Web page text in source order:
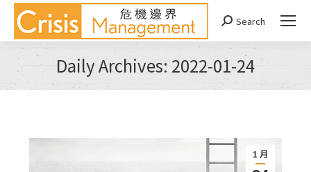
Search:
Search
Daily Archives: 2022-01-24
You are here:
1 月